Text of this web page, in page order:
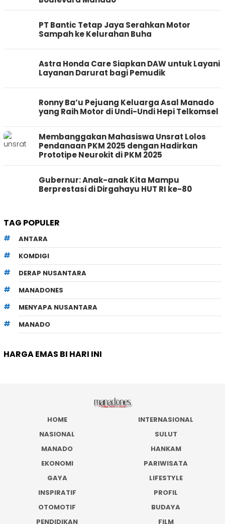
PT Bantic Tetap Jaya Serahkan Motor
Sampah ke Kelurahan Buha
Astra Honda Care Siapkan DAW untuk Layani
Layanan Darurat bagi Pemudik
Ronny Ba’u Pejuang Keluarga Asal Manado
yang Raih Motor di Undi-Undi Hepi Telkomsel
Membanggakan Mahasiswa Unsrat Lolos
Pendanaan PKM 2025 dengan Hadirkan
Prototipe Neurokit di PKM 2025
Gubernur: Anak-anak Kita Mampu
Berprestasi di Dirgahayu HUT RI ke-80
TAG POPULER
ANTARA
KOMDIGI
DERAP NUSANTARA
MANADONES
MENYAPA NUSANTARA
MANADO
HARGA EMAS BI HARI INI
HOME
INTERNASIONAL
NASIONAL
SULUT
MANADO
HANKAM
EKONOMI
PARIWISATA
GAYA
LIFESTYLE
INSPIRATIF
PROFIL
OTOMOTIF
BUDAYA
PENDIDIKAN
FILM